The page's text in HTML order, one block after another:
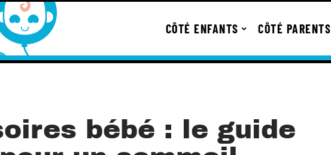
CÔTÉ ENFANTS CÔTÉ PARENTS
bébé : le guide